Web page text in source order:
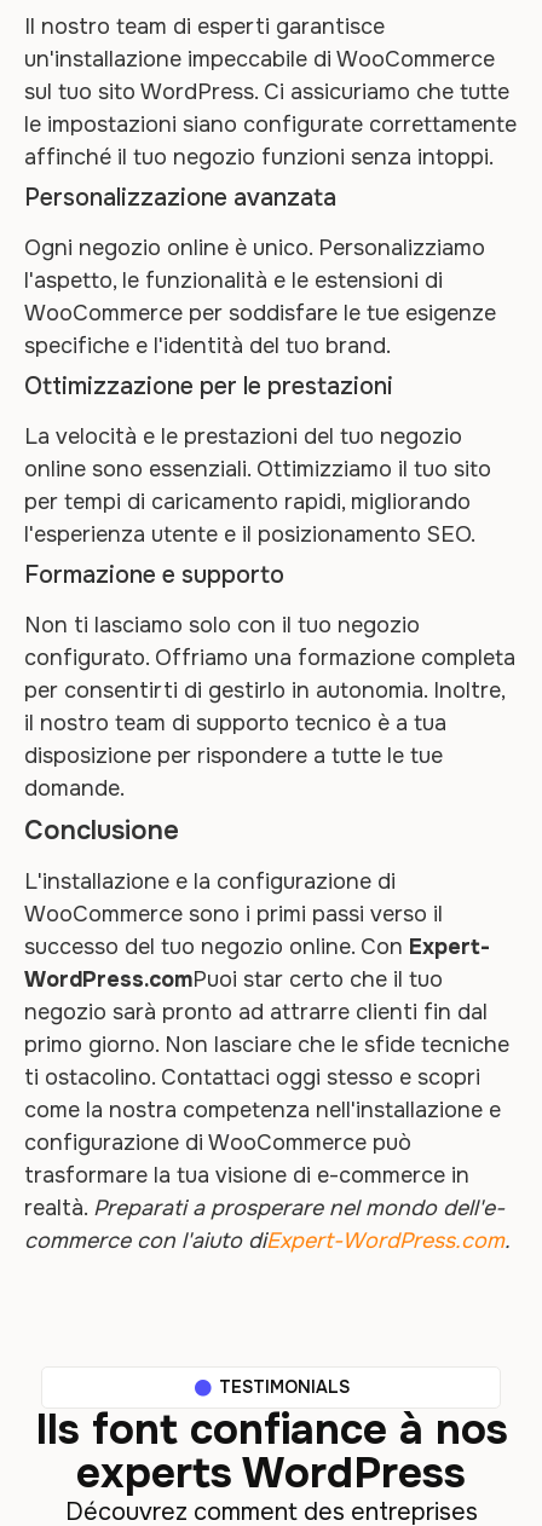
Il nostro team di esperti garantisce
un'installazione impeccabile di WooCommerce
sul tuo sito WordPress. Ci assicuriamo che tutte
le impostazioni siano configurate correttamente
affinché il tuo negozio funzioni senza intoppi.
Personalizzazione avanzata
Ogni negozio online è unico. Personalizziamo
l'aspetto, le funzionalità e le estensioni di
WooCommerce per soddisfare le tue esigenze
specifiche e l'identità del tuo brand.
Ottimizzazione per le prestazioni
La velocità e le prestazioni del tuo negozio
online sono essenziali. Ottimizziamo il tuo sito
per tempi di caricamento rapidi, migliorando
l'esperienza utente e il posizionamento SEO.
Formazione e supporto
Non ti lasciamo solo con il tuo negozio
configurato. Offriamo una formazione completa
per consentirti di gestirlo in autonomia. Inoltre,
il nostro team di supporto tecnico è a tua
disposizione per rispondere a tutte le tue
domande.
Conclusione
L'installazione e la configurazione di
WooCommerce sono i primi passi verso il
successo del tuo negozio online. Con Expert-
WordPress.comPuoi star certo che il tuo
negozio sarà pronto ad attrarre clienti fin dal
primo giorno. Non lasciare che le sfide tecniche
ti ostacolino. Contattaci oggi stesso e scopri
come la nostra competenza nell'installazione e
configurazione di WooCommerce può
trasformare la tua visione di e-commerce in
realtà. Preparati a prosperare nel mondo dell'e-
commerce con l'aiuto diExpert-WordPress.com.
TESTIMONIALS
Ils font confiance à nos
experts WordPress
Découvrez comment des entreprises